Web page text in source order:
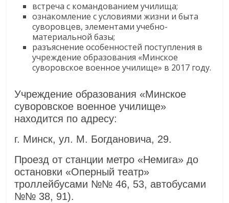
встреча с командованием училища;
ознакомление с условиями жизни и быта
суворовцев, элементами учебно-
материальной базы;
разъяснение особенностей поступления в
учреждение образования «Минское
суворовское военное училище» в 2017 году.
Учреждение образования «Минское
суворовское военное училище»
находится по адресу:
г. Минск, ул. М. Богдановича, 29.
Проезд от станции метро «Немига» до
остановки «Оперный театр»
троллейбусами №№ 46, 53, автобусами
№№ 38, 91).